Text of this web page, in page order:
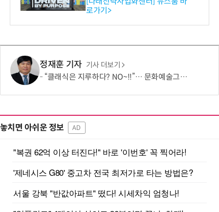
-바이오 해외 진출 교두보 확
보
로가기>
정재훈 기자 기사 더보기
“클래식은 지루하다? NO~!!”… 문화예술그룹 더같음, 관객 소통형 '춤추는 오케스트라' 런칭 쇼케이스 개최
놓치면 아쉬운 정보 AD